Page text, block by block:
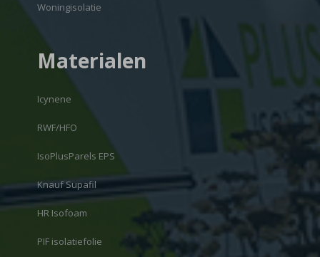
Woningisolatie
Materialen
Icynene
RWF/HFO
IsoPlusParels EPS
Knauf Supafil
HR Isofoam
PIF isolatiefolie